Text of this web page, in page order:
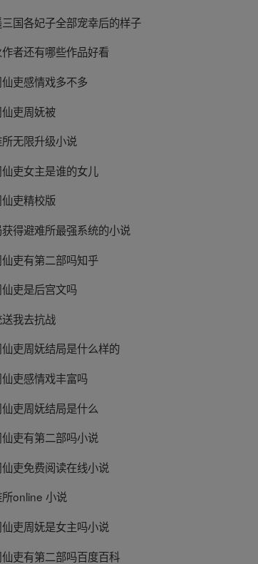
国各妃子全部宠幸后的样子
者还有哪些作品好看
吏感情戏多不多
吏周妩被
无限升级小说
吏女主是谁的女儿
吏精校版
得避难所最强系统的小说
吏有第二部吗知乎
吏是后宫文吗
送我去抗战
吏周妩结局是什么样的
吏感情戏丰富吗
吏周妩结局是什么
吏有第二部吗小说
吏免费阅读在线小说
online 小说
吏周妩是女主吗小说
吏有第二部吗百度百科